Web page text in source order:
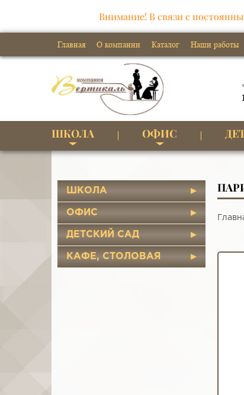
Внимание! В связи с
Главная О компании Каталог Наши работы
ШКОЛА ОФИС
ШКОЛА
ОФИС
ДЕТСКИЙ САД
КАФЕ, СТОЛОВАЯ